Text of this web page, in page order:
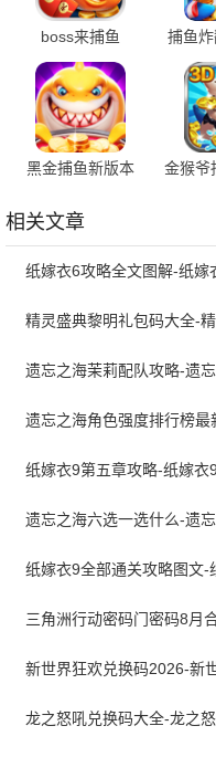
boss来捕鱼
5.5.2.0 最新版
捕鱼
版本
黑金捕鱼新版本
金猴爷
相关文章
纸嫁衣6攻略全文图解-纸嫁
精灵盛典黎明礼包码大全-
遗忘之海茉莉配队攻略-遗
遗忘之海角色强度排行榜
纸嫁衣9第五章攻略-纸嫁衣
遗忘之海六选一选什么-遗
龙之怒吼兑换码大全-龙之